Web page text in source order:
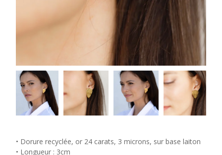
• Dorure recyclée, or 24 carats, 3 microns, sur base laiton
• Longueur : 3cm